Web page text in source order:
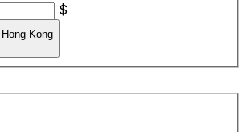
$
Kong